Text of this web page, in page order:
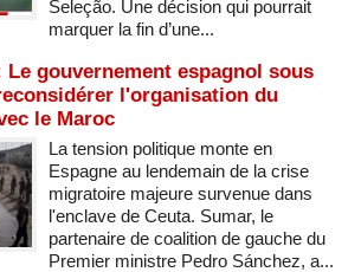
Seleção. Une décision qui pourrait
marquer la fin d’une...
Le gouvernement espagnol sous
l'organisation du
le Maroc
La tension politique monte en
Espagne au lendemain de la crise
migratoire majeure survenue dans
l'enclave de Ceuta. Sumar, le
partenaire de coalition de gauche du
Premier ministre Pedro Sánchez, a...